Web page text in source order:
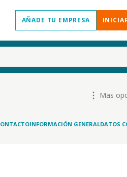
AÑADE TU EMPRESA
Mas
INFORMACIÓN GENERALDATOS